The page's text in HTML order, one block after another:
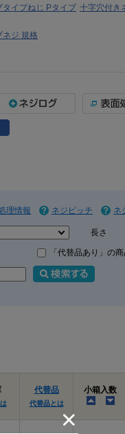
タイプねじ Pタイプ 十字穴付き
ネジ 規格
理情報 ネジピッチ ネ
長さ
「代替品あり」の
代替品
代替品とは
小箱入数